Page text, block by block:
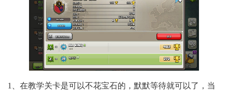
1、在教学关卡是可以不花宝石的，默默等待就可以了，当